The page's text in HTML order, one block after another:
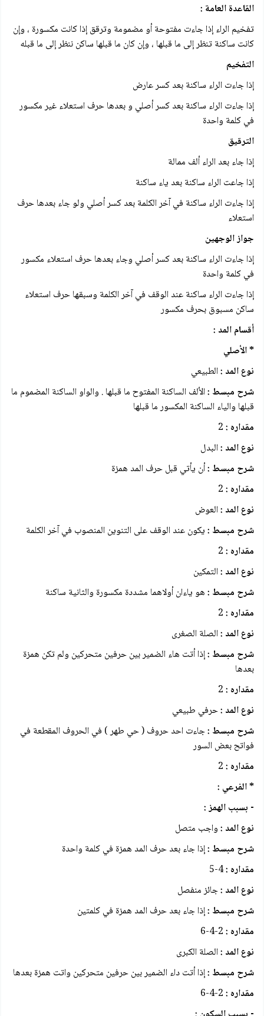
القاعدة العامة :
تفخيم الراء إذا جاءت مفتوحة أو مضمومة وترقق إذا كانت مكسورة ، وإن
كانت ساكنة تنظر إلى ما قبلها ، وإن كان ما قبلها ساكن ننظر إلى ما قبله
التفخيم
إذا جاءت الراء ساكنة بعد كسر عارض
إذا جاءت الراء ساكنة بعد كسر أصلي و بعدها حرف استعلاء غير مكسور
في كلمة واحدة
الترقيق
إذا جاء بعد الراء ألف ممالة
إذا جاعت الراء ساكنة بعد ياء ساكنة
إذا جاءت الراء ساكنة في آخر الكلمة بعد كسر أصلي ولو جاء بعدها حرف
استعلاء
جواز الوجهين
إذا جاءت الراء ساكنة بعد كسر أصلي وجاء بعدها حرف استعلاء مكسور
في كلمة واحدة
إذا جاءت الراء ساكنة عند الوقف في آخر الكلمة وسبقها حرف استعلاء
ساكن مسبوق بحرف مكسور
أقسام المد :
* الأصلي
نوع المد :الطبيعي
شرح مبسط :الألف الساكنة المفتوح ما قبلها . والواو الساكنة المضموم ما
قبلها والياء الساكنة المكسور ما قبلها
مقداره :
نوع المد :البدل
شرح مبسط :أن يأتي قبل حرف المد همزة
مقداره :
نوع المد :العوض
شرح مبسط :يكون عند الوقف على التنوين المنصوب في آخر الكلمة
مقداره :
نوع المد :التمكين
شرح مبسط :هو ياءان أولاهما مشددة مكسورة والثانية ساكنة
مقداره :
نوع المد :الصلة الصغرى
شرح مبسط :إذا أتت هاء الضمیر بین حرفين متحركين ولم تكن همزة
بعدها
مقداره :
نوع المد :حرفي طبيعي
شرح مبسط :جاءت احد حروف ( حي طهر ) في الحروف المقطعة في
فواتح بعض السور
مقداره :
* الفرعي :
- بسبب الهمز :
نوع المد :واجب متصل
شرح مبسط :إذا جاء بعد حرف المد همزة في كلمة واحدة
مقداره :4-5
نوع المد :جائز منفصل
شرح مبسط :إذا جاء بعد حرف المد همزة في كلمتين
مقداره :2-4-6
نوع المد :الصلة الكبرى
شرح مبسط :إذا أتت داء الضمير بين حرفين متحركين واتت همزة بعدها
مقداره :2-4-6